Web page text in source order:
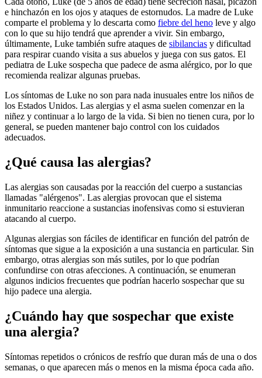
e hinchazón en los ojos y ataques de estornudos. La madre de Luke
comparte el problema y lo descarta como fiebre del heno leve y algo
con lo que su hijo tendrá que aprender a vivir. Sin embargo,
últimamente, Luke también sufre ataques de sibilancias y dificultad
para respirar cuando visita a sus abuelos y juega con sus gatos. El
pediatra de Luke sospecha que padece de asma alérgico, por lo que
recomienda realizar algunas pruebas.
Los síntomas de Luke no son para nada inusuales entre los niños de
los Estados Unidos. Las alergias y el asma suelen comenzar en la
niñez y continuar a lo largo de la vida. Si bien no tienen cura, por lo
general, se pueden mantener bajo control con los cuidados
adecuados.
¿Qué causa las alergias?
Las alergias son causadas por la reacción del cuerpo a sustancias
llamadas "alérgenos". Las alergias provocan que el sistema
inmunitario reaccione a sustancias inofensivas como si estuvieran
atacando al cuerpo.
Algunas alergias son fáciles de identificar en función del patrón de
síntomas que sigue a la exposición a una sustancia en particular. Sin
embargo, otras alergias son más sutiles, por lo que podrían
confundirse con otras afecciones. A continuación, se enumeran
algunos indicios frecuentes que podrían hacerlo sospechar que su
hijo padece una alergia.
¿Cuándo hay que sospechar que existe
una alergia?
Síntomas repetidos o crónicos de resfrío que duran más de una o dos
semanas, o que aparecen más o menos en la misma época cada año.